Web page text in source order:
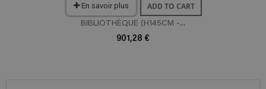
En savoir plus ADD TO CART
BIBLIOTHÈQUE (H145CM -...
901,28 €